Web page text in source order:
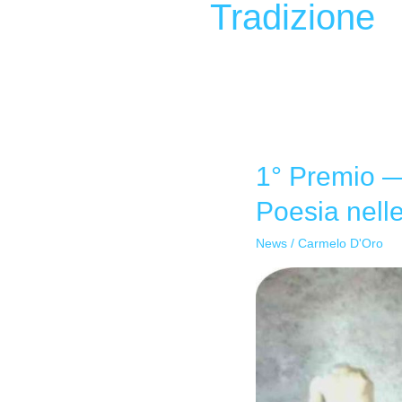
Tradizione
1° Premio
Poesia
News /Carmelo D'Oro
1°
—
Sant’Aituzza
Tradizione,
Poesia
nelle